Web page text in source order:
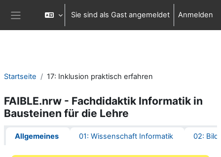
Website-Übersicht
Sie sind als Gast angemeldet Anmelden
Startseite 17: Inklusion praktisch erfahren
FAIBLE.nrw - Fachdidaktik Informatik in
Bausteinen für die Lehre
Abschnittsübersicht
Allgemeines 01: Wissenschaft Informatik 02: